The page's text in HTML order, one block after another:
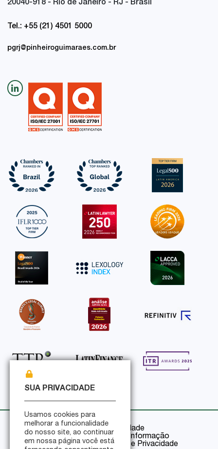
20040-918 - Rio de Janeiro - RJ - Brasil
Tel.: +55 (21) 4501 5000
pgrj@pinheiroguimaraes.com.br
Política de Privacidade
Política de Segurança da Informação
Certificações de Segurança e Privacidade
SUA PRIVACIDADE
Usamos cookies para
melhorar a funcionalidade
do nosso site, ao continuar
em nossa página você está